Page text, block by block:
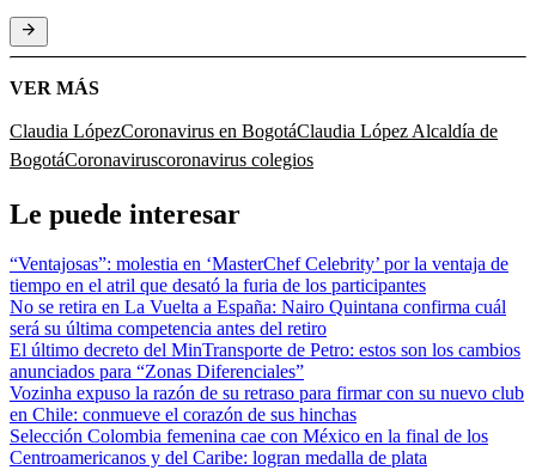
VER MÁS
Claudia LópezCoronavirus en BogotáClaudia López Alcaldía de
BogotáCoronaviruscoronavirus colegios
Le puede interesar
“Ventajosas”: molestia en ‘MasterChef Celebrity’ por la ventaja de
tiempo en el atril que desató la furia de los participantes
No se retira en La Vuelta a España: Nairo Quintana confirma cuál
será su última competencia antes del retiro
El último decreto del MinTransporte de Petro: estos son los cambios
anunciados para “Zonas Diferenciales”
Vozinha expuso la razón de su retraso para firmar con su nuevo club
en Chile: conmueve el corazón de sus hinchas
Selección Colombia femenina cae con México en la final de los
Centroamericanos y del Caribe: logran medalla de plata